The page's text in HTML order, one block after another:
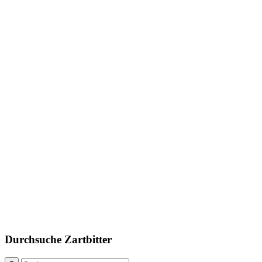
Durchsuche Zartbitter